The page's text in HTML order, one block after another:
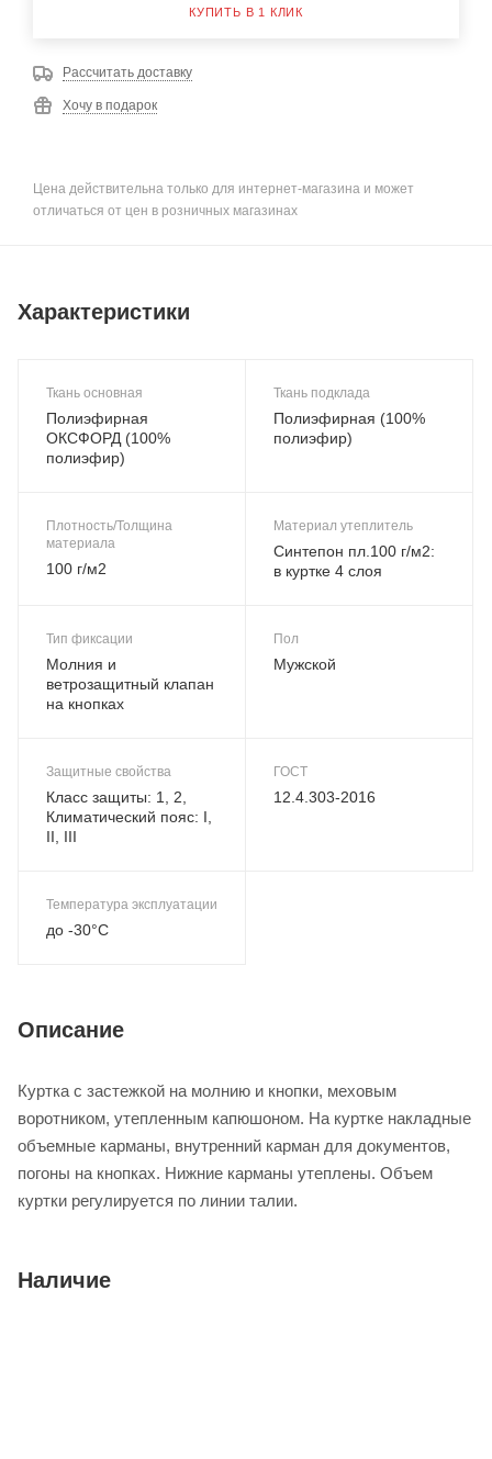
КУПИТЬ В 1 КЛИК
Рассчитать доставку
Хочу в подарок
Цена действительна только для интернет-магазина и может
отличаться от цен в розничных магазинах
Характеристики
Ткань основная
Полиэфирная
ОКСФОРД (100%
полиэфир)
Ткань подклада
Полиэфирная (100%
полиэфир)
Плотность/Толщина
материала
100 г/м2
Материал утеплитель
Синтепон пл.100 г/м2:
в куртке 4 слоя
Тип фиксации
Молния и
ветрозащитный клапан
на кнопках
Пол
Мужской
Защитные свойства
Класс защиты: 1, 2,
Климатический пояс: I,
II, III
ГОСТ
12.4.303-2016
Температура эксплуатации
до -30°С
Описание
Куртка с застежкой на молнию и кнопки, меховым
воротником, утепленным капюшоном. На куртке накладные
объемные карманы, внутренний карман для документов,
погоны на кнопках. Нижние карманы утеплены. Объем
куртки регулируется по линии талии.
Наличие